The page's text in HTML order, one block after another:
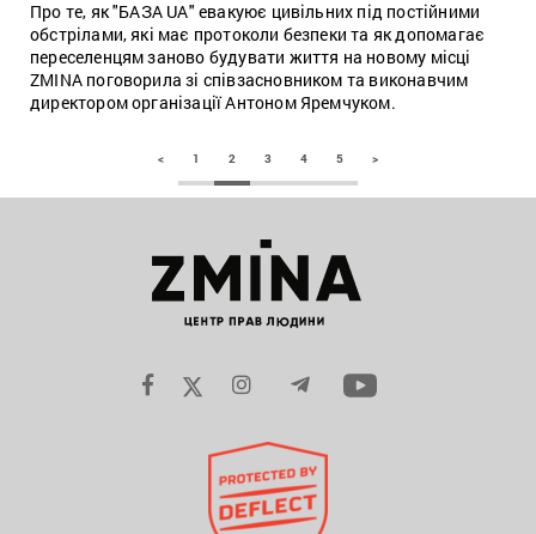
Про те, як "БАЗА UA" евакуює цивільних під постійними
обстрілами, які має протоколи безпеки та як допомагає
переселенцям заново будувати життя на новому місці
ZMINA поговорила зі співзасновником та виконавчим
директором організації Антоном Яремчуком.
< 1 2 3 4 5 >